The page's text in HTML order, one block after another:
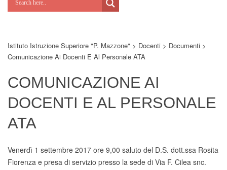
Lab Green
Potenziamoci
Istituto Istruzione Superiore "P. Mazzone" > Docenti > Documenti >
Comunicazione Ai Docenti E Al Personale ATA
COMUNICAZIONE AI
DOCENTI E AL PERSONALE
ATA
Venerdì 1 settembre 2017 ore 9,00 saluto del D.S. dott.ssa Rosita
Fiorenza e presa di servizio presso la sede di Via F. Cilea snc.